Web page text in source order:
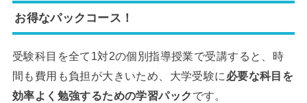
お得なパックコース！
受験科目を全て1対2の個別指導授業で受講すると、時
間も費用も負担が大きいため、大学受験に 必要な科目を
効率よく勉強するための学習パック です。